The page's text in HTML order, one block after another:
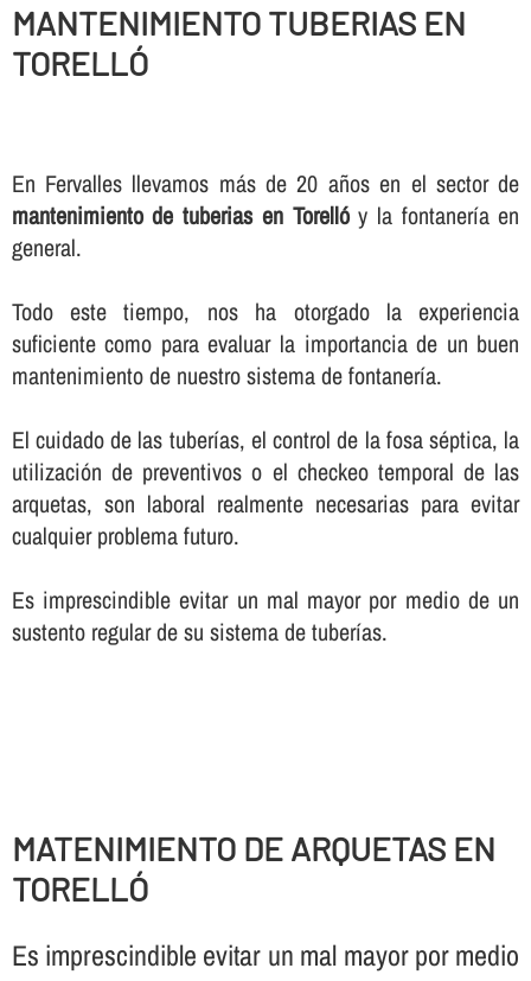
MANTENIMIENTO TUBERIAS EN
TORELLÓ
En Fervalles llevamos más de 20 años en el sector de
mantenimiento de tuberias en Torellóy la fontanerí­a en
general.
Todo este tiempo, nos ha otorgado la experiencia
suficiente como para evaluar la importancia de un buen
mantenimiento de nuestro sistema de fontanerí­a.
El cuidado de las tuberí­as, el control de la fosa séptica, la
utilización de preventivos o el checkeo temporal de las
arquetas, son laboral realmente necesarias para evitar
cualquier problema futuro.
Es imprescindible evitar un mal mayor por medio de un
sustento regular de su sistema de tuberí­as.
MATENIMIENTO DE ARQUETAS EN
TORELLÓ
Es imprescindible evitar un mal mayor por medio